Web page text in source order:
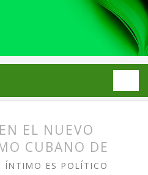
EL NUEVO
CUBANO DE
ÍNTIMO ES POLÍTICO